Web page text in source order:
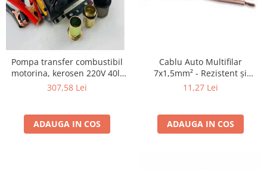
Pompa transfer combustibil
motorina, kerosen 220V 40l/
min
307,58 Lei
ADAUGA IN COS
Cablu Auto Multifilar
7x1,5mm² - Rezistent și
Flexibil pentru Remorci 12V-
11,27 Lei
ADAUGA IN COS